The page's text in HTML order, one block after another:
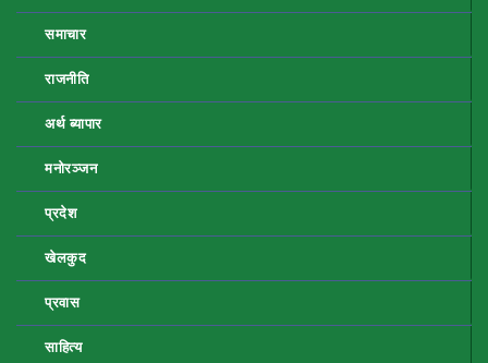
समाचार
राजनीति
अर्थ ब्यापार
मनोरञ्जन
प्रदेश
खेलकुद
प्रवास
साहित्य